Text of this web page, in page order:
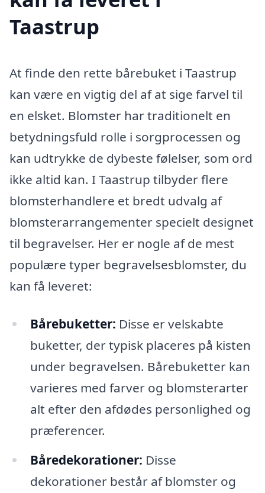
Taastrup
At finde den rette bårebuket i Taastrup
kan være en vigtig del af at sige farvel til
en elsket. Blomster har traditionelt en
betydningsfuld rolle i sorgprocessen og
kan udtrykke de dybeste følelser, som ord
ikke altid kan. I Taastrup tilbyder flere
blomsterhandlere et bredt udvalg af
blomsterarrangementer specielt designet
til begravelser. Her er nogle af de mest
populære typer begravelsesblomster, du
kan få leveret:
Bårebuketter: Disse er velskabte
buketter, der typisk placeres på kisten
under begravelsen. Bårebuketter kan
varieres med farver og blomsterarter
alt efter den afdødes personlighed og
præferencer.
Båredekorationer: Disse
dekorationer består af blomster og